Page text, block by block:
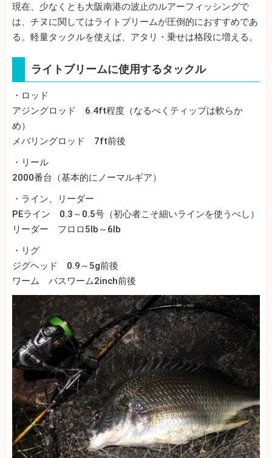
現在、少なくとも大阪南港の波止のルアーフィッシングで
は、チヌに関してはライトブリームが圧倒的におすすめであ
る。軽量タックルを使えば、アタリ・乗せは格段に増える。
ライトブリームに使用するタックル
・ロッド
アジングロッド 6.4ft程度（なるべくティップは軟らか
め）
メバリングロッド 7ft前後
・リール
2000番台（基本的にノーマルギア）
・ライン、リーダー
PEライン 0.3～0.5号（初心者こそ細いラインを使うべし）
リーダー フロロ5lb～6lb
・リグ
ジグヘッド 0.9～5g前後
ワーム バスワーム2inch前後